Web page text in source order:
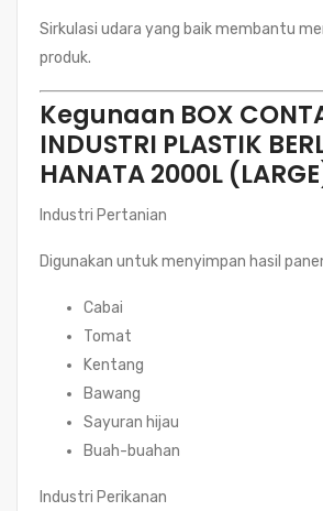
Sirkulasi udara yang baik membantu
produk.
Kegunaan BOX
INDUSTRI PLASTIK
HANATA 2000L
Industri Pertanian
Digunakan untuk menyimpan hasil
Cabai
Tomat
Kentang
Bawang
Sayuran hijau
Buah-buahan
Industri Perikanan